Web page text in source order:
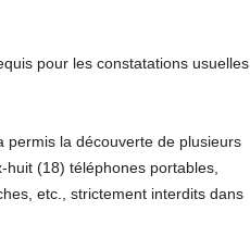
pour les constatations usuelles
permis la découverte de plusieurs
(18) téléphones portables,
etc., strictement interdits dans